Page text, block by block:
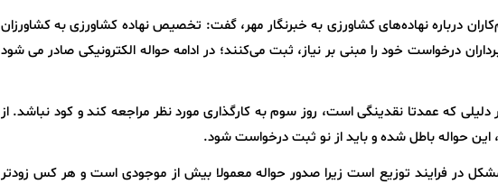
درباره نهاده‌های کشاورزی به خبرنگار مهر، گفت: تخصیص نهاده کشاورزی به کشاورزان
درخواست خود را مبنی بر نیاز، ثبت می‌کنند؛ در ادامه حواله الکترونیکی صادر می شود
دلیلی که عمدتا نقدینگی است، روز سوم به کارگذاری مورد نظر مراجعه کند و کود نباشد. از
در فرایند توزیع است زیرا صدور حواله معمولا بیش از موجودی است و هر کس زودتر